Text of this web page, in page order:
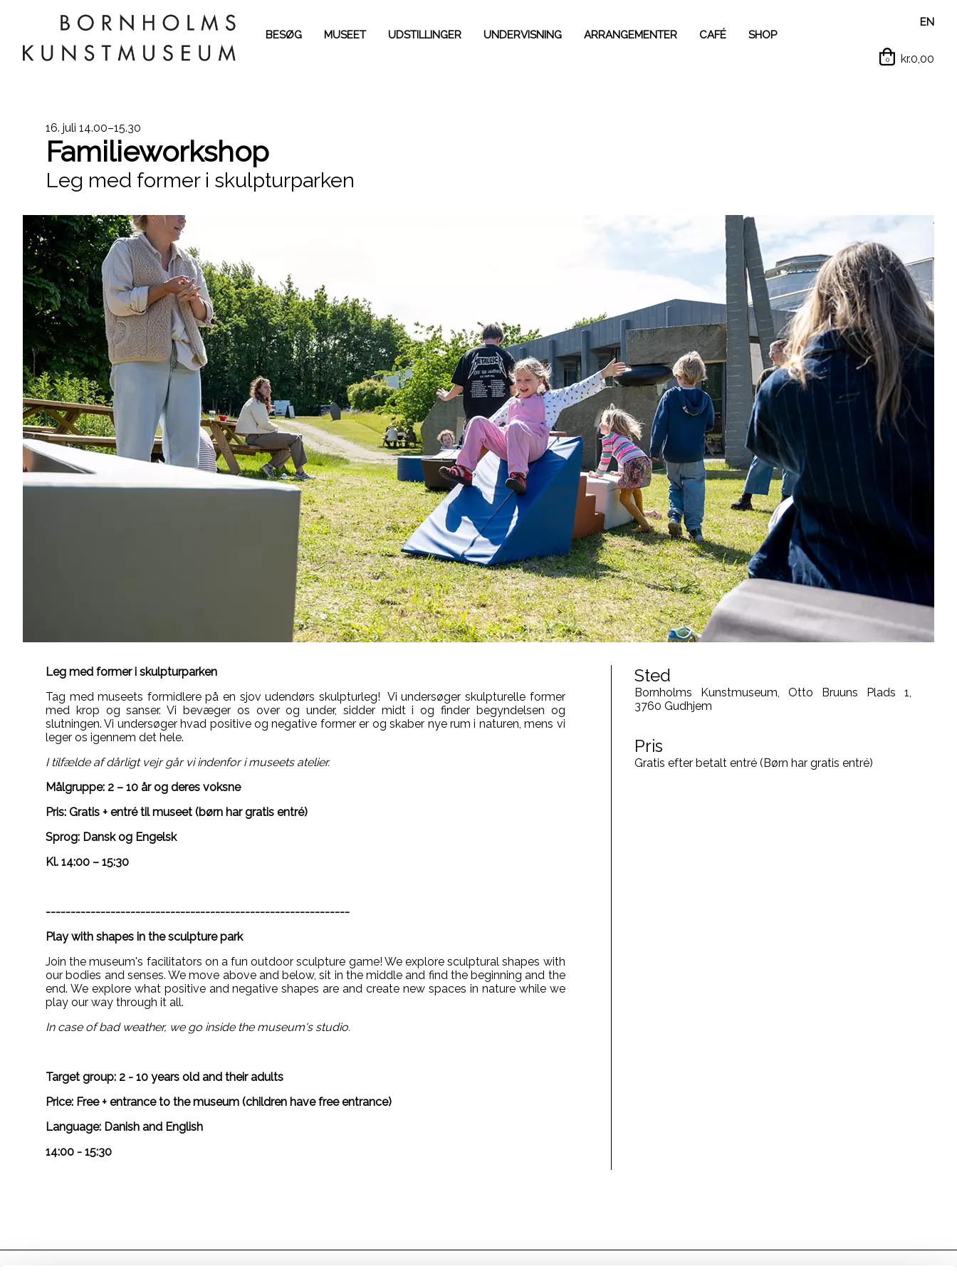
BESØG MUSEET UDSTILLINGER UNDERVISNING ARRANGEMENTER CAFÉ SHOP
EN
0 kr.0,00
Dato
og
klokkeslæt
16. juli 14.00–15.30
Familieworkshop
Leg med former i skulpturparken
Leg med former i skulpturparken
Tag med museets formidlere på en sjov udendørs skulpturleg! Vi undersøger skulpturelle former
med krop og sanser. Vi bevæger os over og under, sidder midt i og finder begyndelsen og
slutningen. Vi undersøger hvad positive og negative former er og skaber nye rum i naturen, mens vi
leger os igennem det hele.
I tilfælde af dårligt vejr går vi indenfor i museets atelier.
Målgruppe: 2 – 10 år og deres voksne
Pris: Gratis + entré til museet (børn har gratis entré)
Sprog: Dansk og Engelsk
Kl. 14:00 – 15:30
-------------------------------------------------------------
Play with shapes in the sculpture park
Join the museum's facilitators on a fun outdoor sculpture game! We explore sculptural shapes with
our bodies and senses. We move above and below, sit in the middle and find the beginning and the
end. We explore what positive and negative shapes are and create new spaces in nature while we
play our way through it all.
In case of bad weather, we go inside the museum's studio.
Target group: 2 - 10 years old and their adults
Price: Free + entrance to the museum (children have free entrance)
Language: Danish and English
14:00 - 15:30
Sted
Bornholms Kunstmuseum, Otto Bruuns Plads 1,
3760 Gudhjem
Pris
Gratis efter betalt entré (Børn har gratis entré)